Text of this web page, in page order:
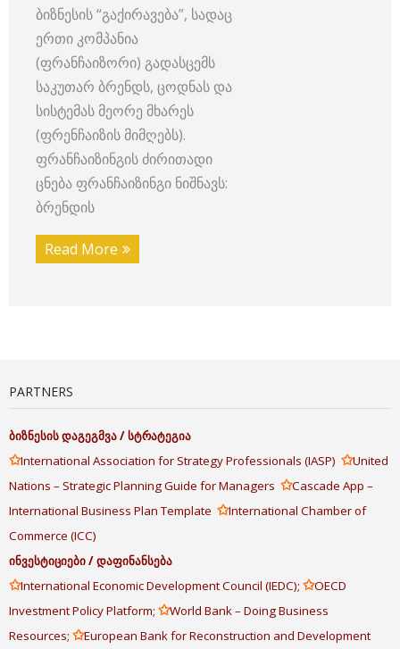
ბიზნესის “გაქირავება”, სადაც
ერთი კომპანია
(ფრანჩაიზორი) გადასცემს
საკუთარ ბრენდს, ცოდნას და
სისტემას მეორე მხარეს
(ფრენჩაიზის მიმღებს).
ფრანჩაიზინგის ძირითადი
ცნება ფრანჩაიზინგი ნიშნავს:
ბრენდის
Read More
PARTNERS
ბიზნესისდაგეგმვა/სტრატეგია
✩International Association for Strategy Professionals (IASP) ✩United
Nations – Strategic Planning Guide for Managers ✩Cascade App –
International Business Plan Template ✩International Chamber of
Commerce (ICC)
ინვესტიციები/დაფინანსება
✩International Economic Development Council (IEDC); ✩OECD
Investment Policy Platform; ✩World Bank – Doing Business
Resources; ✩European Bank for Reconstruction and Development